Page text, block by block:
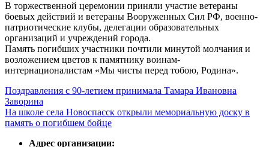
В торжественной церемонии приняли участие ветераны
боевых действий и ветераны Вооруженных Сил РФ, военно-
патриотические клубы, делегации образовательных
организаций и учреждений города.
Память погибших участники почтили минутой молчания и
возложением цветов к памятнику воинам-
интернационалистам «Мы чисты перед тобою, Родина».
Поздравления с 90-летием принимала Тамара Ивановна
Заворина
На школе села Новоспасск открыли мемориальную доску в
память о погибшем бойце
Адрес организации: